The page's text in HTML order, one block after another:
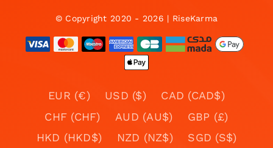
© Copyright 2020 - 2026 | RiseKarma
EUR (€) USD ($)
CAD (CAD$)
CHF (CHF)
AUD (AU$)
GBP (£)
HKD (HKD$)
NZD (NZ$)
SGD (S$)